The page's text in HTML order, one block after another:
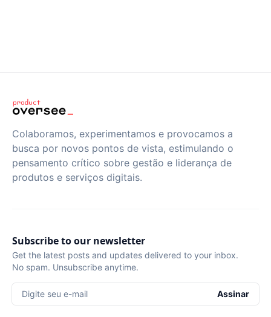
Colaboramos, experimentamos e provocamos a
busca por novos pontos de vista, estimulando o
pensamento crítico sobre gestão e liderança de
produtos e serviços digitais.
Subscribe to our newsletter
Get the latest posts and updates delivered to your inbox.
No spam. Unsubscribe anytime.
Digite seu e-mail Assinar